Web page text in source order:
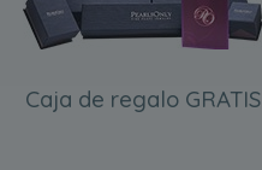
Caja de regalo GRATIS